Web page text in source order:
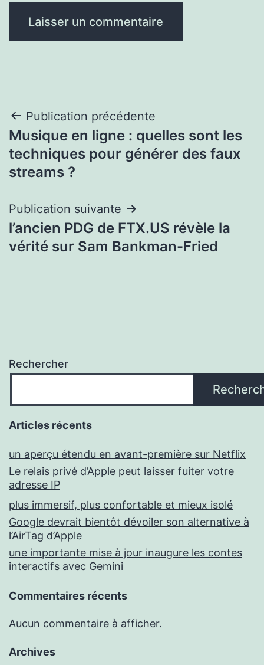
Navigation
de
l’article
Publication précédente
Musique en ligne : quelles sont les
techniques pour générer des faux
streams ?
Publication suivante
l’ancien PDG de FTX.US révèle la
vérité sur Sam Bankman-Fried
Rechercher
Articles récents
un aperçu étendu en avant-première sur Netflix
Le relais privé d’Apple peut laisser fuiter votre
adresse IP
plus immersif, plus confortable et mieux isolé
Google devrait bientôt dévoiler son alternative à
l’AirTag d’Apple
une importante mise à jour inaugure les contes
interactifs avec Gemini
Commentaires récents
Aucun commentaire à afficher.
Archives